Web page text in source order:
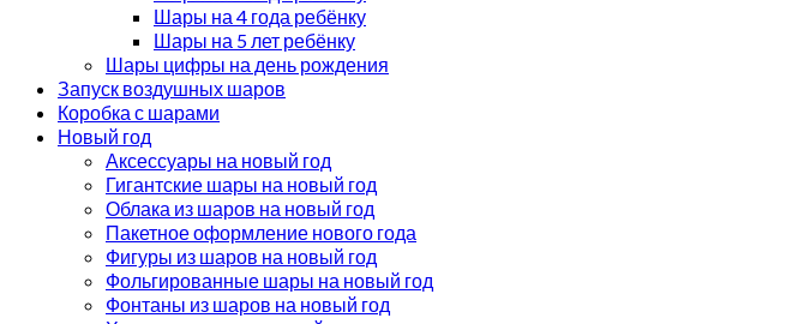
Шары на 4 года ребёнку
Шары на 5 лет ребёнку
Шары цифры на день рождения
Запуск воздушных шаров
Коробка с шарами
Новый год
Аксессуары на новый год
Гигантские шары на новый год
Облака из шаров на новый год
Пакетное оформление нового года
Фигуры из шаров на новый год
Фольгированные шары на новый год
Фонтаны из шаров на новый год